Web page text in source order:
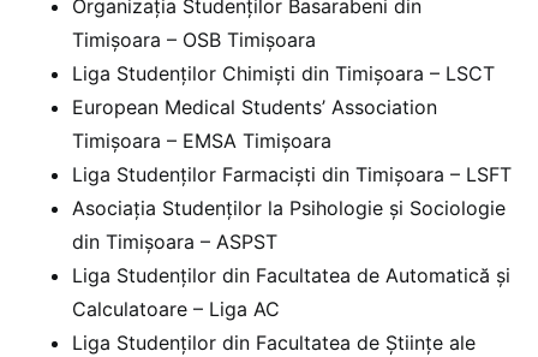
Organizația Studenților Basarabeni din
Timișoara – OSB Timișoara
Liga Studenților Chimiști din Timișoara – LSCT
European Medical Students’ Association
Timișoara – EMSA Timișoara
Liga Studenților Farmaciști din Timișoara – LSFT
Asociația Studenților la Psihologie și Sociologie
din Timișoara – ASPST
Liga Studenților din Facultatea de Automatică și
Calculatoare – Liga AC
Liga Studenților din Facultatea de Științe ale